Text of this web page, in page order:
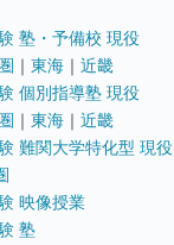
塾・予備校 現役
｜ 東海 ｜ 近畿
個別指導塾 現役
｜ 東海 ｜ 近畿
難関大学特化型 現役
映像授業
塾